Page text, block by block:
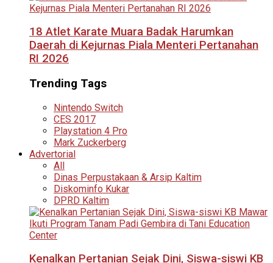
18 Atlet Karate Muara Badak Harumkan
Daerah di Kejurnas Piala Menteri Pertanahan
RI 2026
Trending Tags
Nintendo Switch
CES 2017
Playstation 4 Pro
Mark Zuckerberg
Advertorial
All
Dinas Perpustakaan & Arsip Kaltim
Diskominfo Kukar
DPRD Kaltim
Kenalkan Pertanian Sejak Dini, Siswa-siswi KB